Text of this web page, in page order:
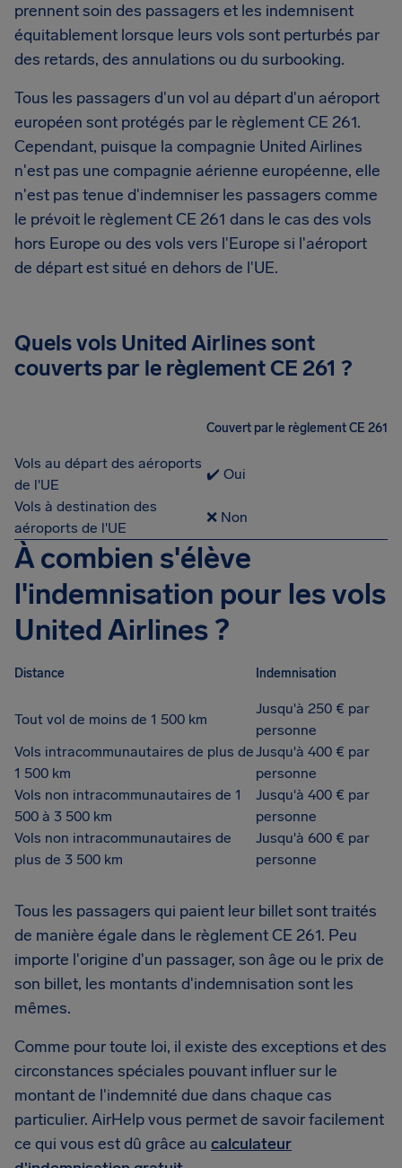
prennent soin des passagers et les indemnisent
équitablement lorsque leurs vols sont perturbés par
des retards, des annulations ou du surbooking.
Tous les passagers d'un vol au départ d'un aéroport
européen sont protégés par le règlement CE 261.
Cependant, puisque la compagnie United Airlines
n'est pas une compagnie aérienne européenne, elle
n'est pas tenue d'indemniser les passagers comme
le prévoit le règlement CE 261 dans le cas des vols
hors Europe ou des vols vers l'Europe si l'aéroport
de départ est situé en dehors de l'UE.
Quels vols United Airlines sont
couverts par le règlement CE 261 ?
Couvert par le règlement CE 261
Vols au départ des aéroports
de l'UE
✔️ Oui
Vols à destination des
aéroports de l'UE
❌ Non
À combien s'élève
l'indemnisation pour les vols
United Airlines ?
Distance Indemnisation
Tout vol de moins de 1 500 km
Jusqu'à 250 € par
personne
Vols intracommunautaires de plus de
1 500 km
Jusqu'à 400 € par
personne
Vols non intracommunautaires de 1
500 à 3 500 km
Jusqu'à 400 € par
personne
Vols non intracommunautaires de
plus de 3 500 km
Jusqu'à 600 € par
personne
Tous les passagers qui paient leur billet sont traités
de manière égale dans le règlement CE 261. Peu
importe l'origine d'un passager, son âge ou le prix de
son billet, les montants d'indemnisation sont les
mêmes.
Comme pour toute loi, il existe des exceptions et des
circonstances spéciales pouvant influer sur le
montant de l'indemnité due dans chaque cas
particulier. AirHelp vous permet de savoir facilement
ce qui vous est dû grâce au calculateur